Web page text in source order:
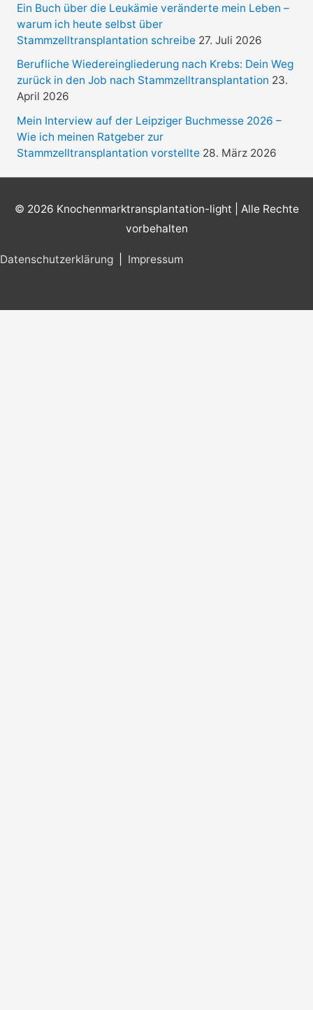
c
h
Ein Buch über die Leukämie veränderte mein Leben –
warum ich heute selbst über
Stammzelltransplantation schreibe 27. Juli 2026
Berufliche Wiedereingliederung nach Krebs: Dein Weg
zurück in den Job nach Stammzelltransplantation 23.
April 2026
Mein Interview auf der Leipziger Buchmesse 2026 –
Wie ich meinen Ratgeber zur
Stammzelltransplantation vorstellte 28. März 2026
© 2026 Knochenmarktransplantation-light | Alle Rechte
vorbehalten
Datenschutzerklärung Impressum